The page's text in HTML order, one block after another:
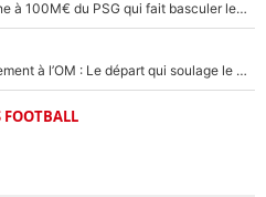
Akliouche, Mika Godts... La semaine à 100M€ du PSG qui fait basculer le mercato du PSG !
Climat toxique et affaire de harcèlement à l’OM : Le départ qui soulage le vestiaire de Bruno Genesio
FOOTBALL